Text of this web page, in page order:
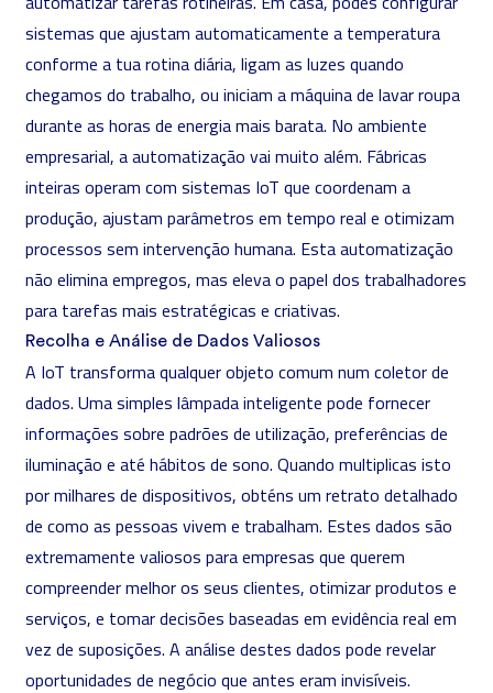
sistemas que ajustam automaticamente a temperatura
conforme a tua rotina diária, ligam as luzes quando
chegamos do trabalho, ou iniciam a máquina de lavar roupa
durante as horas de energia mais barata. No ambiente
empresarial, a automatização vai muito além. Fábricas
inteiras operam com sistemas IoT que coordenam a
produção, ajustam parâmetros em tempo real e otimizam
processos sem intervenção humana. Esta automatização
não elimina empregos, mas eleva o papel dos trabalhadores
para tarefas mais estratégicas e criativas.
Recolha e Análise de Dados Valiosos
A IoT transforma qualquer objeto comum num coletor de
dados. Uma simples lâmpada inteligente pode fornecer
informações sobre padrões de utilização, preferências de
iluminação e até hábitos de sono. Quando multiplicas isto
por milhares de dispositivos, obténs um retrato detalhado
de como as pessoas vivem e trabalham. Estes dados são
extremamente valiosos para empresas que querem
compreender melhor os seus clientes, otimizar produtos e
serviços, e tomar decisões baseadas em evidência real em
vez de suposições. A análise destes dados pode revelar
oportunidades de negócio que antes eram invisíveis.